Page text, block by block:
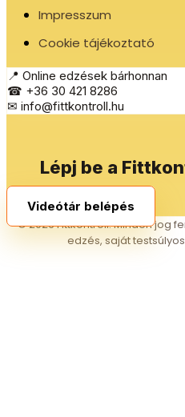
Impresszum
Cookie tájékoztató
📍 Online edzések bárhonnan
☎ +36 30 421 8286
✉ info@fittkontroll.hu
Lépj be a
Videótár belépés
© 2026 Fittkontroll. Minden jog
edzés, saját